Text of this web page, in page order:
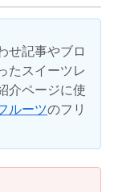
せ記事やブロ
たスイーツレ
介ページに使
ルーツのフリ